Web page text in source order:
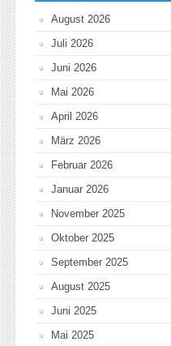
August 2026
Juli 2026
Juni 2026
Mai 2026
April 2026
März 2026
Februar 2026
Januar 2026
November 2025
Oktober 2025
September 2025
August 2025
Juni 2025
Mai 2025